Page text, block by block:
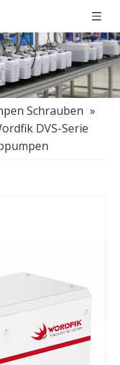
Schrauben »
DVS-Serie